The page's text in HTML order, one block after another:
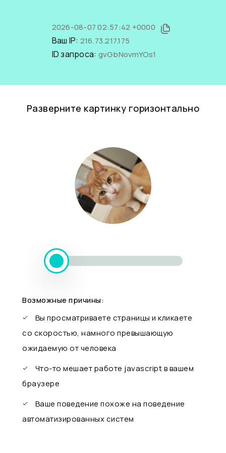
2026-08-07 02:57:42 +0000
Ваш IP: 216.73.217.175
ID запроса: gvGbNovmYOs1
Разверните картинку горизонтально
Возможные причины:
Вы просматриваете страницы и кликаете
со скоростью, намного превышающую
ожидаемую от человека
Что-то мешает работе javascript в вашем
браузере
Ваше поведение похоже на поведение
автоматизированных систем